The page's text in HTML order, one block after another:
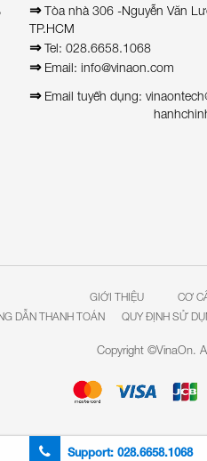
⇒ Tòa nhà 306 -Nguyễn Văn
TP.HCM
⇒ Tel: 028.6658.1068
⇒Email: info@vinaon.com
⇒Email tuyển dụng:
GIỚI THIỆU
CƠ
DẪN THANH TOÁN
QUY ĐỊNH SỬ
Copyright ©VinaOn.
Support: 028.6658.1068